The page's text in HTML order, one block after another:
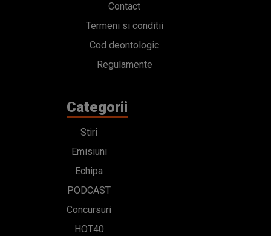
Contact
Termeni si conditii
Cod deontologic
Regulamente
Categorii
Stiri
Emisiuni
Echipa
PODCAST
Concursuri
HOT40